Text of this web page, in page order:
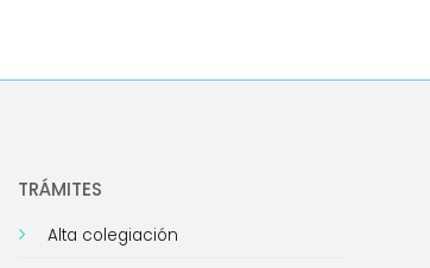
TRÁMITES
Alta colegiación